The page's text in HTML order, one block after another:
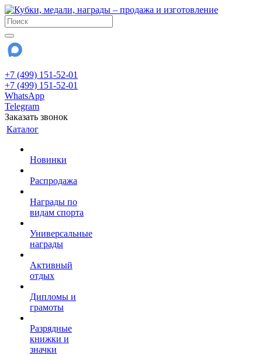
+7 (499) 151-52-01
+7 (499) 151-52-01
WhatsApp
Telegram
Заказать звонок
Каталог
Новинки
Распродажа
Награды по
видам спорта
Универсальные
награды
Активный
отдых
Дипломы и
грамоты
Разрядные
книжки и
значки